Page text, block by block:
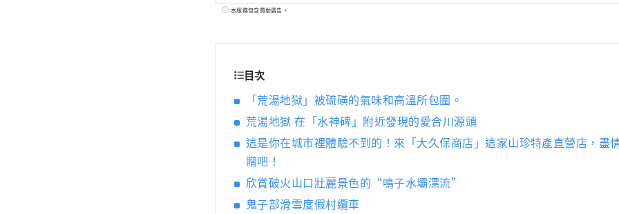
空間中，享受獨特的住宿體驗；亦可造訪位於東京乃木坂、以1900年
灣高雄的直營日本物產專賣店中，也能體驗來自日本的精選酒品與傳統
本服務包含贊助廣告。
目次
「荒湯地獄」被硫磺的氣味和高溫所包圍。
荒湯地獄 在「水神碑」附近發現的愛合川源頭
這是你在城市裡體驗不到的！來「大久保商店」這家山珍特產直營店，盡
贈吧！
欣賞破火山口壯麗景色的“鳴子水壩漂流”
鬼子部滑雪度假村纜車